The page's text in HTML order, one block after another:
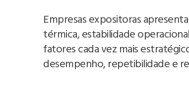
Empresas expositoras
térmica, estabilidade
fatores cada vez mais
desempenho, repetibilidade e